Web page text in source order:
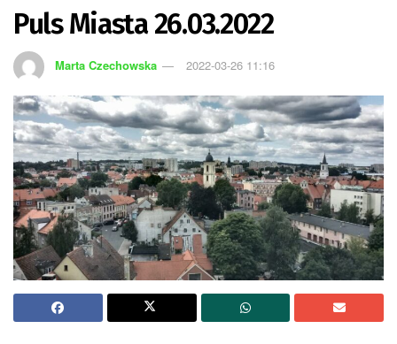
Puls Miasta 26.03.2022
Marta Czechowska 2022-03-26 11:16